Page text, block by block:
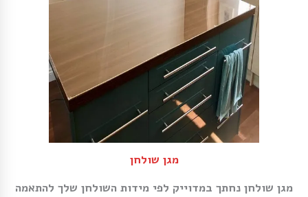
מגן שולחן
מגן שולחן נחתך במדוייק לפי מידות השולחן שלך להתאמה